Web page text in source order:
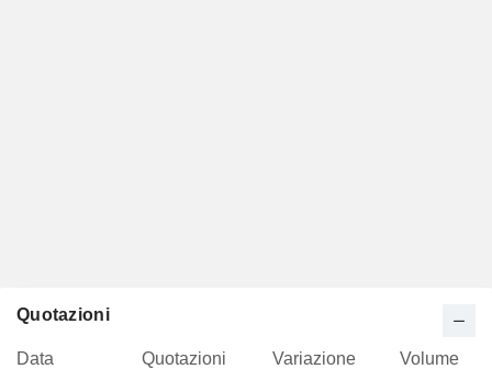
Quotazioni
Data Quotazioni Variazione
Volume